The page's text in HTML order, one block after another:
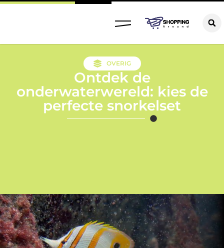
OVERIG
Ontdek de
onderwaterwereld: kies de
perfecte snorkelset